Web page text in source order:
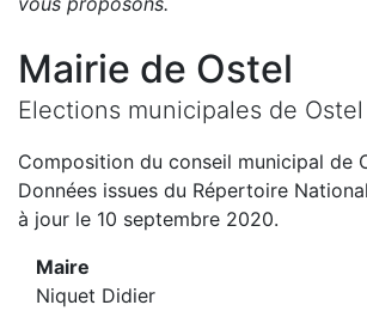
Mairie de Ostel
Elections municipales de Ostel
Composition du conseil municipal de
Données issues du Répertoire
à jour le 10 septembre 2020.
Maire
Niquet Didier